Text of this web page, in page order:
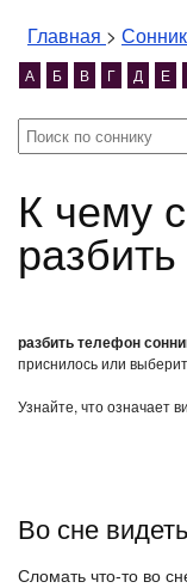
Главная > Сонник
А Б В Г Д Е
К чему снится разбить телефон сонник ванги?
разбить телефон
приснилось или
Узнайте, что означает
Во сне
Сломать что-то во